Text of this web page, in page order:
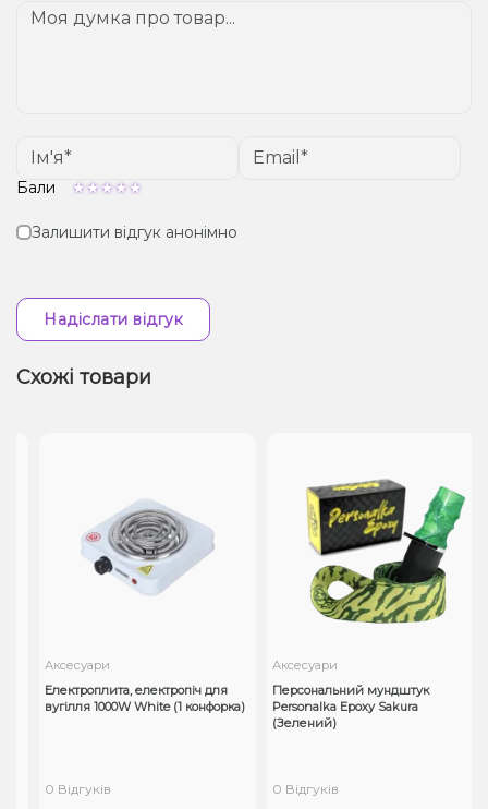
Бали
Залишити відгук анонімно
Надіслати відгук
Схожі товари
Аксесуари
Електроплита, електропіч для
вугілля 1000W White (1 конфорка)
0 Відгуків
Аксесуари
Персональний мундштук
Personalka Epoxy Sakura
(Зелений)
0 Відгуків